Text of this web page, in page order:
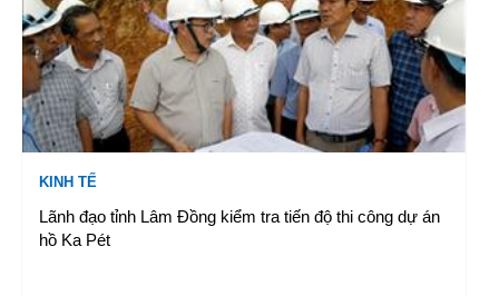
KINH TẾ
Lãnh đạo tỉnh Lâm Đồng kiểm tra tiến độ thi công dự án
hồ Ka Pét